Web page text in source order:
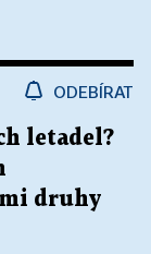
ODEBÍRAT
letadel?
druhy